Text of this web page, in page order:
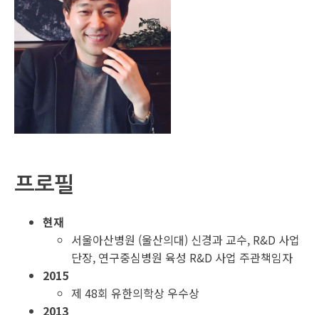
프로필
현재
서울아산병원 (울산의대) 신경과 교수, R&D 사업
단장, 연구중심병원 육성 R&D 사업 주관책임자
2015
제 48회 유한의학상 우수상
2013